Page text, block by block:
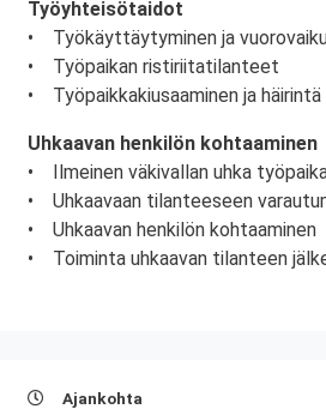
Työyhteisötaidot
• Työkäyttäytyminen ja
• Työpaikan ristiriitatilanteet
• Työpaikkakiusaaminen ja häirintä
Uhkaavan henkilön kohtaaminen
• Ilmeinen väkivallan uhka
• Uhkaavaan tilanteeseen
• Uhkaavan henkilön kohtaaminen
• Toiminta uhkaavan tilanteen
Ajankohta